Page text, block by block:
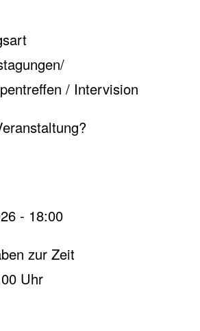
/ Intervision
- 18:00
zur Zeit
Uhr